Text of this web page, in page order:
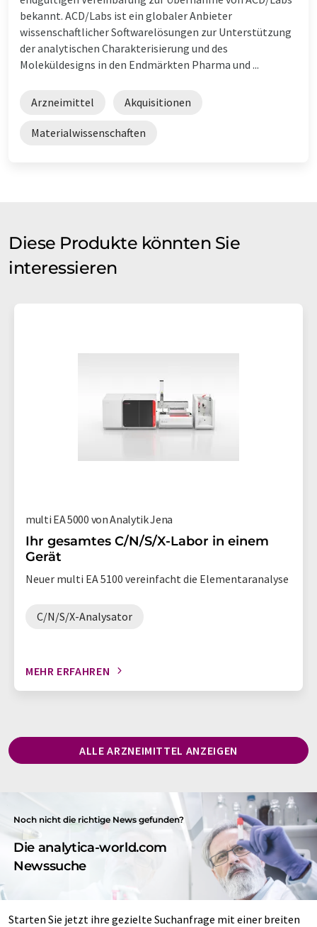
bekannt. ACD/Labs ist ein globaler Anbieter
wissenschaftlicher Softwarelösungen zur Unterstützung
der analytischen Charakterisierung und des
Moleküldesigns in den Endmärkten Pharma und ...
Arzneimittel Akquisitionen
Materialwissenschaften
Diese Produkte könnten Sie
interessieren
multi EA 5000 von Analytik Jena
Ihr gesamtes C/N/S/X-Labor in einem
Gerät
Neuer multi EA 5100 vereinfacht die Elementaranalyse
C/N/S/X-Analysator
MEHR ERFAHREN
ALLE ARZNEIMITTEL ANZEIGEN
Noch nicht die richtige News gefunden?
Die analytica-world.com
Newssuche
Starten Sie jetzt ihre gezielte Suchanfrage mit einer breiten